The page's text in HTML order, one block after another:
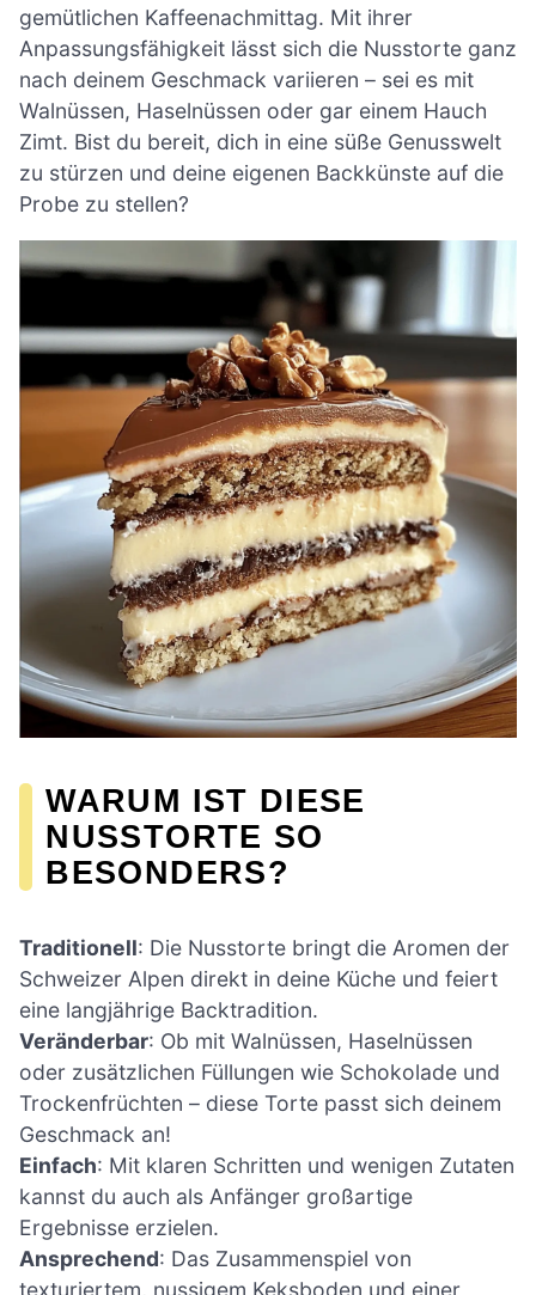
gemütlichen Kaffeenachmittag. Mit ihrer
Anpassungsfähigkeit lässt sich die Nusstorte ganz
nach deinem Geschmack variieren – sei es mit
Walnüssen, Haselnüssen oder gar einem Hauch
Zimt. Bist du bereit, dich in eine süße Genusswelt
zu stürzen und deine eigenen Backkünste auf die
Probe zu stellen?
WARUM IST DIESE
NUSSTORTE SO
BESONDERS?
Traditionell: Die Nusstorte bringt die Aromen der
Schweizer Alpen direkt in deine Küche und feiert
eine langjährige Backtradition.
Veränderbar: Ob mit Walnüssen, Haselnüssen
oder zusätzlichen Füllungen wie Schokolade und
Trockenfrüchten – diese Torte passt sich deinem
Geschmack an!
Einfach: Mit klaren Schritten und wenigen Zutaten
kannst du auch als Anfänger großartige
Ergebnisse erzielen.
Ansprechend: Das Zusammenspiel von